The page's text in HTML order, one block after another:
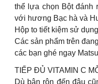
thể lựa chọn Bột đánh
với hương Bạc hà và
Hộp to tiết kiệm sử
Các sản phẩm trên
các bạn ghé ngay
TIẾP ĐỦ VITAMIN C
Dù bận rộn đến đâu